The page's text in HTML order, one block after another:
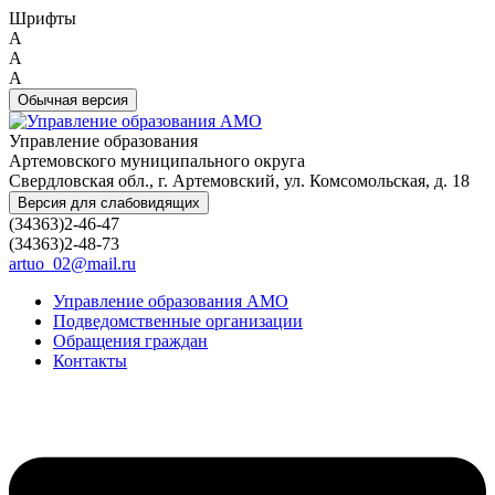
Шрифты
A
A
A
Обычная версия
Управление образования
Артемовского муниципального округа
Свердловская обл., г. Артемовский, ул. Комсомольская, д. 18
Версия для слабовидящих
(34363)2-46-47
(34363)2-48-73
artuo_02@mail.ru
Управление образования АМО
Подведомственные организации
Обращения граждан
Контакты